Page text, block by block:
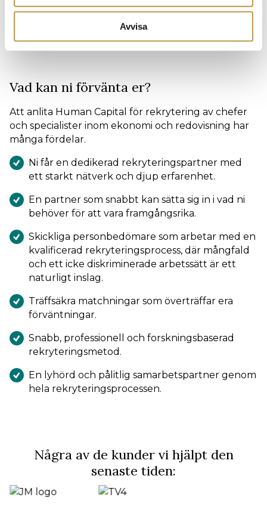
Avvisa
erfarenhet av att jobba på en
uppgifter och utmaningar som finns.
Vad kan ni förvänta er?
Att anlita Human Capital för rekrytering av chefer
och specialister inom ekonomi och redovisning har
många fördelar.
Ni får en dedikerad rekryteringspartner med
ett starkt nätverk och djup erfarenhet.
En partner som snabbt kan sätta sig in i vad ni
behöver för att vara framgångsrika.
Skickliga personbedömare som arbetar med en
kvalificerad rekryteringsprocess, där mångfald
och ett icke diskriminerade arbetssätt är ett
naturligt inslag.
Träffsäkra matchningar som överträffar era
förväntningar.
Snabb, professionell och forskningsbaserad
rekryteringsmetod.
En lyhörd och pålitlig samarbetspartner genom
hela rekryteringsprocessen.
Några av de kunder vi hjälpt den
senaste tiden:
JM logo TV4